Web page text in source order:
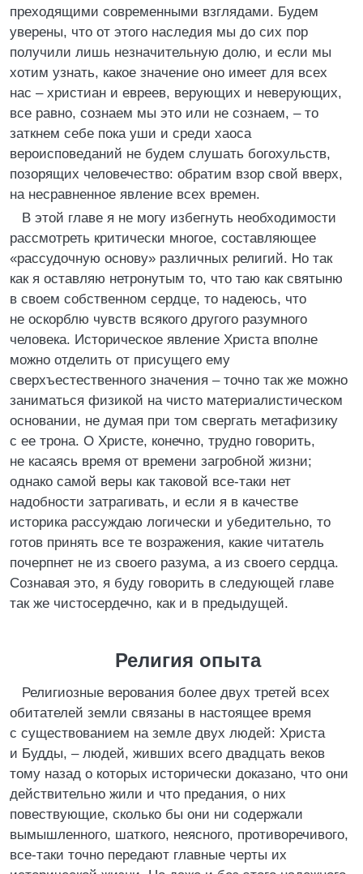
преходящими современными взглядами. Будем
уверены, что от этого наследия мы до сих пор
получили лишь незначительную долю, и если мы
хотим узнать, какое значение оно имеет для всех
нас – христиан и евреев, верующих и неверующих,
все равно, сознаем мы это или не сознаем, – то
заткнем себе пока уши и среди хаоса
вероисповеданий не будем слушать богохульств,
позорящих человечество: обратим взор свой вверх,
на несравненное явление всех времен.
В этой главе я не могу избегнуть необходимости
рассмотреть критически многое, составляющее
«рассудочную основу» различных религий. Но так
как я оставляю нетронутым то, что таю как святыню
в своем собственном сердце, то надеюсь, что
не оскорблю чувств всякого другого разумного
человека. Историческое явление Христа вполне
можно отделить от присущего ему
сверхъестественного значения – точно так же можно
заниматься физикой на чисто материалистическом
основании, не думая при том свергать метафизику
с ее трона. О Христе, конечно, трудно говорить,
не касаясь время от времени загробной жизни;
однако самой веры как таковой все-таки нет
надобности затрагивать, и если я в качестве
историка рассуждаю логически и убедительно, то
готов принять все те возражения, какие читатель
почерпнет не из своего разума, а из своего сердца.
Сознавая это, я буду говорить в следующей главе
так же чистосердечно, как и в предыдущей.
Религия опыта
Религиозные верования более двух третей всех
обитателей земли связаны в настоящее время
с существованием на земле двух людей: Христа
и Будды, – людей, живших всего двадцать веков
тому назад о которых исторически доказано, что они
действительно жили и что предания, о них
повествующие, сколько бы они ни содержали
вымышленного, шаткого, неясного, противоречивого,
все-таки точно передают главные черты их